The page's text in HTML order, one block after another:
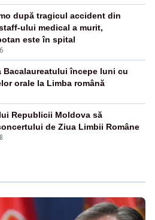
după tragicul accident din
ului medical a murit,
este în spital
Bacalaureatului începe luni cu
orale la Limba română
Republicii Moldova să
de Ziua Limbii Române